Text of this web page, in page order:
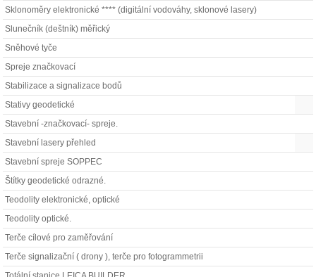
Sklonoměry elektronické **** (digitální vodováhy, sklonové lasery)
Slunečník (deštník) měřický
Sněhové tyče
Spreje značkovací
Stabilizace a signalizace bodů
Stativy geodetické
Stavební -značkovací- spreje.
Stavební lasery přehled
Stavební spreje SOPPEC
Štítky geodetické odrazné.
Teodolity elektronické, optické
Teodolity optické.
Terče cílové pro zaměřování
Terče signalizační ( drony ), terče pro fotogrammetrii